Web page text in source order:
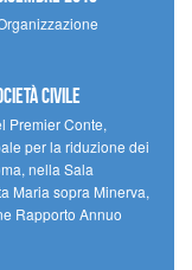
civile
Premier Conte,
per la riduzione dei
nella Sala
Maria sopra Minerva,
Rapporto Annuo